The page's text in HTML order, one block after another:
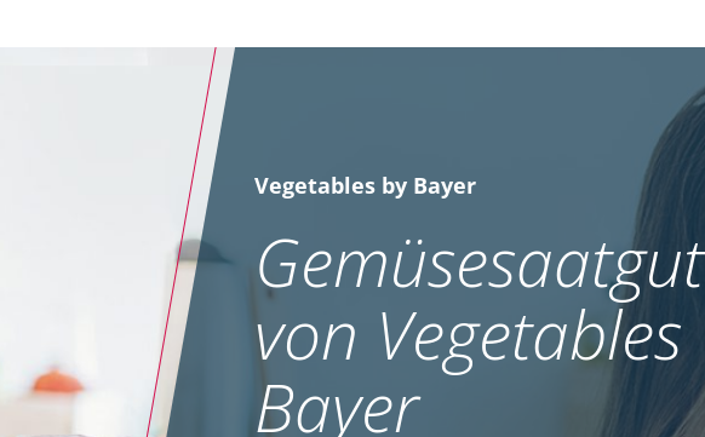
Vegetables by Bayer
Gemüsesaatgut
von Vegetables
Bayer